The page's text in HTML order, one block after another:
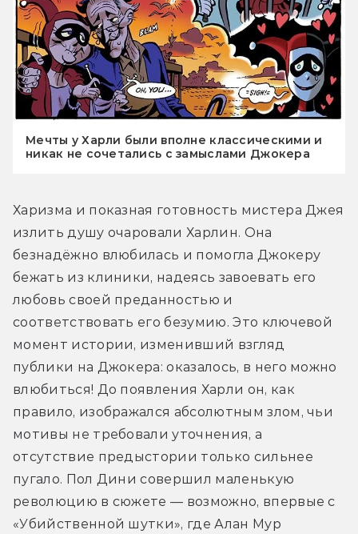
Мечты у Харли были вполне классическими и
никак не сочетались с замыслами Джокера
Харизма и показная готовность мистера Джея
излить душу очаровали Харлин. Она
безнадёжно влюбилась и помогла Джокеру
бежать из клиники, надеясь завоевать его
любовь своей преданностью и
соответствовать его безумию. Это ключевой
момент истории, изменивший взгляд
публики на Джокера: оказалось, в него можно
влюбиться! До появления Харли он, как
правило, изображался абсолютным злом, чьи
мотивы не требовали уточнения, а
отсутствие предыстории только сильнее
пугало. Пол Дини совершил маленькую
революцию в сюжете — возможно, впервые с
«Убийственной шутки», где Алан Мур